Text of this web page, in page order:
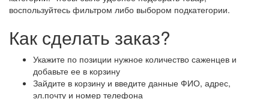
воспользуйтесь фильтром либо выбором подкатегории.
Как сделать заказ?
Укажите по позиции нужное количество саженцев и
добавьте ее в корзину
Зайдите в корзину и введите данные ФИО, адрес,
эл.почту и номер телефона